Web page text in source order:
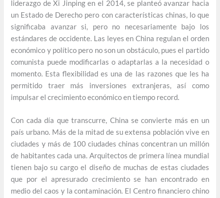
liderazgo de Xi Jinping en el 2014, se planteó avanzar hacia
un Estado de Derecho pero con características chinas, lo que
significaba avanzar si, pero no necesariamente bajo los
estándares de occidente. Las leyes en China regulan el orden
económico y político pero no son un obstáculo, pues el partido
comunista puede modificarlas o adaptarlas a la necesidad o
momento. Esta flexibilidad es una de las razones que les ha
permitido traer más inversiones extranjeras, así como
impulsar el crecimiento económico en tiempo record.
Con cada día que transcurre, China se convierte más en un
país urbano. Más de la mitad de su extensa población vive en
ciudades y más de 100 ciudades chinas concentran un millón
de habitantes cada una. Arquitectos de primera línea mundial
tienen bajo su cargo el diseño de muchas de estas ciudades
que por el apresurado crecimiento se han encontrado en
medio del caos y la contaminación. El Centro financiero chino